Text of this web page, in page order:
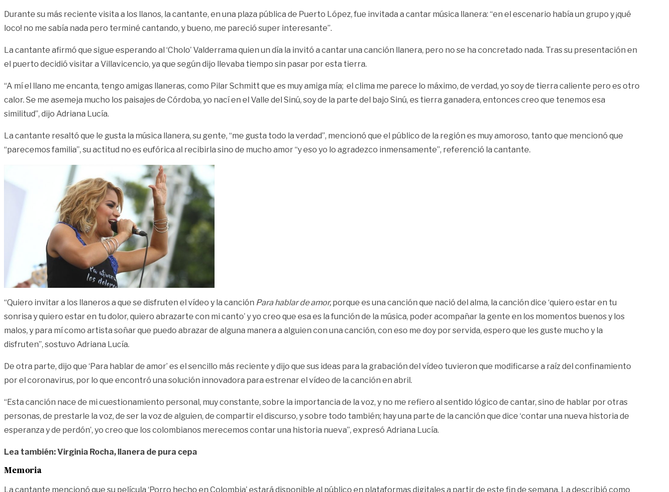
Durante su más reciente visita a los llanos, la cantante, en una plaza pública de Puerto López, fue invitada a cantar música llanera: “en el escenario había un grupo y ¡qué
loco! no me sabía nada pero terminé cantando, y bueno, me pareció super interesante”.
La cantante afirmó que sigue esperando al ‘Cholo’ Valderrama quien un día la invitó a cantar una canción llanera, pero no se ha concretado nada. Tras su presentación en
el puerto decidió visitar a Villavicencio, ya que según dijo llevaba tiempo sin pasar por esta tierra.
“A mí el llano me encanta, tengo amigas llaneras, como Pilar Schmitt que es muy amiga mía; el clima me parece lo máximo, de verdad, yo soy de tierra caliente pero es otro
calor. Se me asemeja mucho los paisajes de Córdoba, yo nací en el Valle del Sinú, soy de la parte del bajo Sinú, es tierra ganadera, entonces creo que tenemos esa
similitud”, dijo Adriana Lucía.
La cantante resaltó que le gusta la música llanera, su gente, “me gusta todo la verdad”, mencionó que el público de la región es muy amoroso, tanto que mencionó que
“parecemos familia”, su actitud no es eufórica al recibirla sino de mucho amor “y eso yo lo agradezco inmensamente”, referenció la cantante.
“Quiero invitar a los llaneros a que se disfruten el vídeo y la canción Para hablar de amor, porque es una canción que nació del alma, la canción dice ‘quiero estar en tu
sonrisa y quiero estar en tu dolor, quiero abrazarte con mi canto’ y yo creo que esa es la función de la música, poder acompañar la gente en los momentos buenos y los
malos, y para mí como artista soñar que puedo abrazar de alguna manera a alguien con una canción, con eso me doy por servida, espero que les guste mucho y la
disfruten”, sostuvo Adriana Lucía.
De otra parte, dijo que ‘Para hablar de amor’ es el sencillo más reciente y dijo que sus ideas para la grabación del vídeo tuvieron que modificarse a raíz del confinamiento
por el coronavirus, por lo que encontró una solución innovadora para estrenar el vídeo de la canción en abril.
“Esta canción nace de mi cuestionamiento personal, muy constante, sobre la importancia de la voz, y no me refiero al sentido lógico de cantar, sino de hablar por otras
personas, de prestarle la voz, de ser la voz de alguien, de compartir el discurso, y sobre todo también; hay una parte de la canción que dice ‘contar una nueva historia de
esperanza y de perdón’, yo creo que los colombianos merecemos contar una historia nueva”, expresó Adriana Lucía.
Lea también: Virginia Rocha, llanera de pura cepa
Memoria
La cantante mencionó que su película ‘Porro hecho en Colombia’ estará disponible al público en plataformas digitales a partir de este fin de semana. La describió como